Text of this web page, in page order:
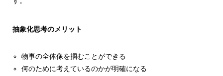
抽象化思考のメリット
物事の全体像を掴むことができる
何のために考えているのかが明確になる